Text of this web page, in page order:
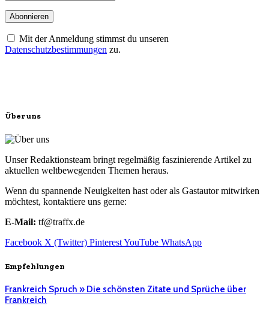
Mit der Anmeldung stimmst du unseren
Datenschutzbestimmungen zu.
Über uns
Unser Redaktionsteam bringt regelmäßig faszinierende Artikel zu
aktuellen weltbewegenden Themen heraus.
Wenn du spannende Neuigkeiten hast oder als Gastautor mitwirken
möchtest, kontaktiere uns gerne:
E-Mail: tf@traffx.de
Facebook X (Twitter) PinterestYouTube WhatsApp
Empfehlungen
Frankreich Spruch » Die schönsten Zitate und Sprüche über
Frankreich